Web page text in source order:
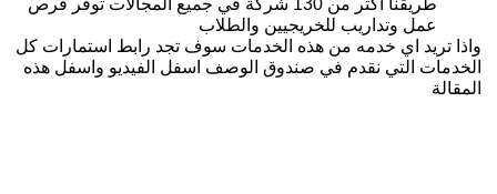
عمل وتداريب للخريجيين والطلاب
تريد اي خدمه من هذه الخدمات سوف تجد رابط استمارات كل
التي نقدم في صندوق الوصف اسفل الفيديو واسفل هذه